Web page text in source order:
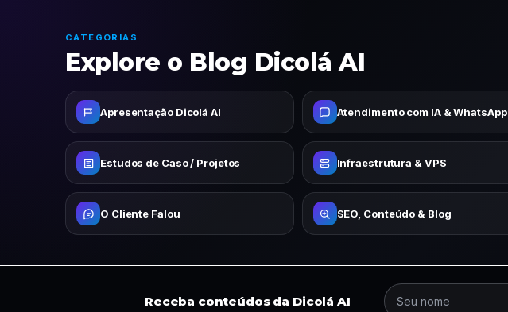
CATEGORIAS
Explore o Blog Dicolá AI
Apresentação Dicolá AI Atendimento com IA & WhatsApp
Estudos de Caso / Projetos Infraestrutura & VPS
O Cliente Falou SEO, Conteúdo & Blog
Receba conteúdos da Dicolá AI